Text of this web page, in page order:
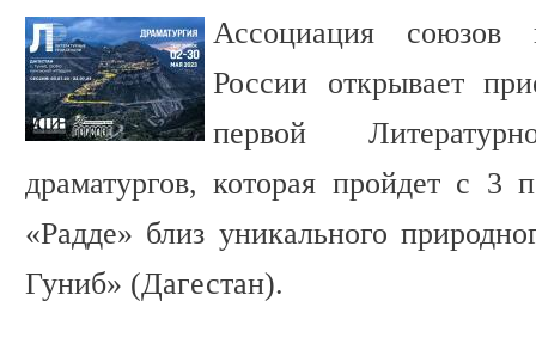
Ассоциация союзов
России открывает
первой
драматургов, которая пройдет с 3
«Радде» близ уникального
Гуниб» (Дагестан).